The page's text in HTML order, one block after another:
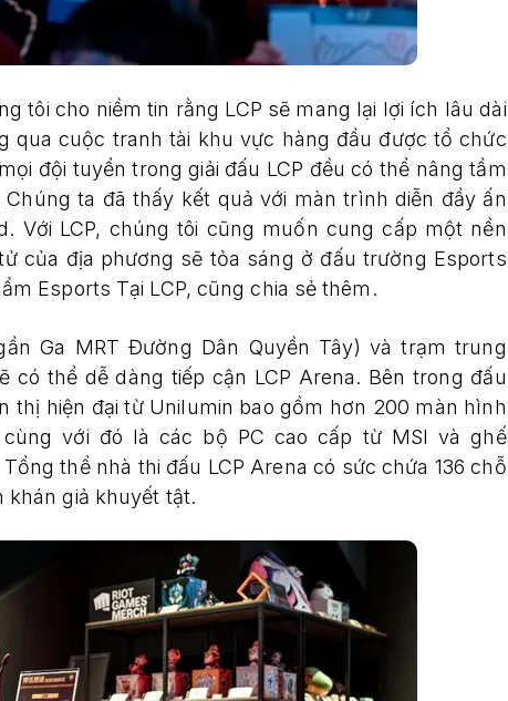
tôi cho niềm tin rằng LCP sẽ mang lại lợi ích lâu dài
qua cuộc tranh tài khu vực hàng đầu được tổ chức
đội tuyển trong giải đấu LCP đều có thể nâng tầm
ta đã thấy kết quả với màn trình diễn đầy ấn
Với LCP, chúng tôi cũng muốn cung cấp một nền
của địa phương sẽ tỏa sáng ở đấu trường Esports
Esports Tại LCP, cũng chia sẻ thêm.
Ga MRT Đường Dân Quyền Tây) và trạm trung
thể dễ dàng tiếp cận LCP Arena. Bên trong đấu
thị hiện đại từ Unilumin bao gồm hơn 200 màn hình
với đó là các bộ PC cao cấp từ MSI và ghế
thể nhà thi đấu LCP Arena có sức chứa 136 chỗ
khán giả khuyết tật.